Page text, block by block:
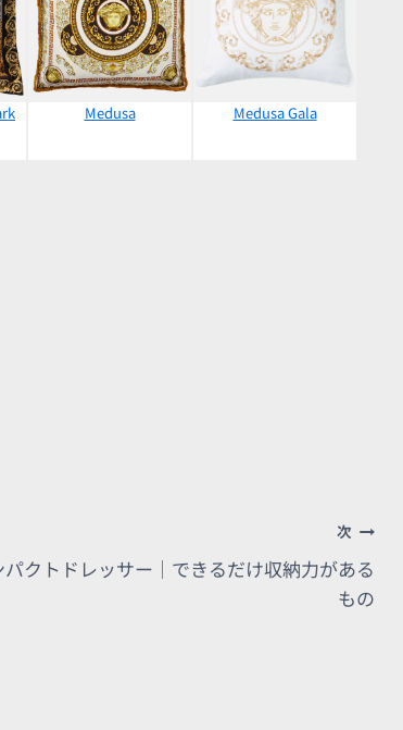
Medusa Medusa Gala
次
パクトドレッサー｜できるだけ収納力がある
もの